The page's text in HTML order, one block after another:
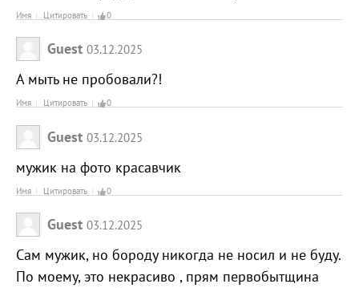
Имя Цитировать 0
Guest 03.12.2025
А мыть не пробовали?!
Имя Цитировать 0
Guest 03.12.2025
мужик на фото красавчик
Имя Цитировать 0
Guest 03.12.2025
Сам мужик, но бороду никогда не носил и не буду.
По моему, это некрасиво , прям первобытщина